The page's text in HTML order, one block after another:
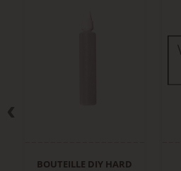
BOUTEILLE DIY HARD